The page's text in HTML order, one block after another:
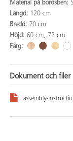
Material på bordsben:
Längd: 120 cm
Bredd: 70 cm
Höjd: 60 cm, 72 cm
Färg:
Dokument och filer
assembly-